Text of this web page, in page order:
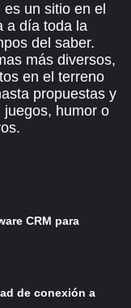
un sitio en el
a día toda la
del saber.
más diversos,
en el terreno
propuestas y
humor o
CRM para
de conexión a